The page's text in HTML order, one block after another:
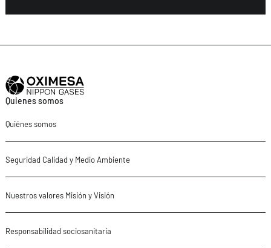
Quienes somos
Quiénes somos
Seguridad Calidad y Medio Ambiente
Nuestros valores Misión y Visión
Responsabilidad sociosanitaria